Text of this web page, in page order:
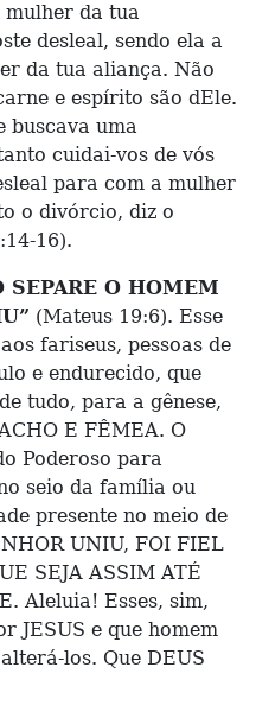
mulher da tua
desleal, sendo ela a
da tua aliança. Não
e espírito são dEle.
buscava uma
cuidai-vos de vós
para com a mulher
o divórcio, diz o
16).
SEPARE O HOMEM
(Mateus 19:6). Esse
fariseus, pessoas de
e endurecido, que
tudo, para a gênese,
E FÊMEA. O
Poderoso para
seio da família ou
presente no meio de
UNIU, FOI FIEL
SEJA ASSIM ATÉ
Aleluia! Esses, sim,
JESUS e que homem
los. Que DEUS